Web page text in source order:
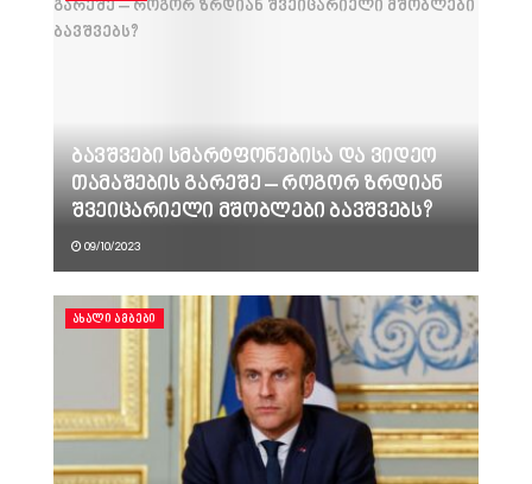
ბავშვები სმარტფონებისა და ვიდეო
თამაშების გარეშე – როგორ ზრდიან
შვეიცარიელი მშობლები ბავშვებს?
09/10/2023
ᲐᲮᲐᲚᲘ ᲐᲛᲑᲔᲑᲘ